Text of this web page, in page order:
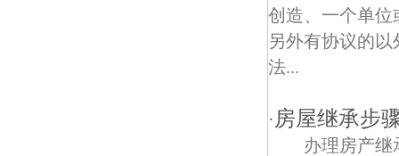
创造、一个单位
另外有协议的
法...
· 房屋继承步
办理房产继